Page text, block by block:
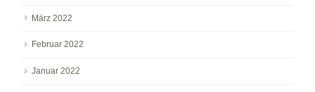
März 2022
Februar 2022
Januar 2022